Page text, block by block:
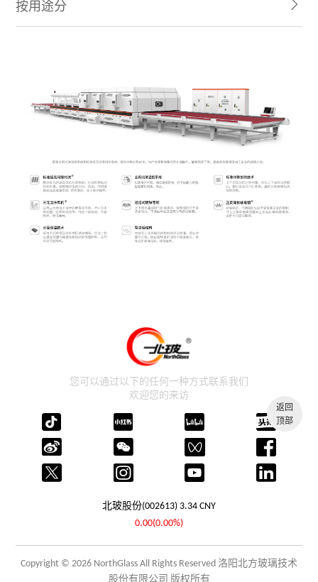
按用途分
返回
顶部
您可以通过以下的任何一种方式联系我们
欢迎您的来访
北玻股份(002613) 3.34 CNY
0.00(0.00%)
Copyright © 2026 NorthGlass All Rights Reserved 洛阳北方玻璃技术
股份有限公司 版权所有